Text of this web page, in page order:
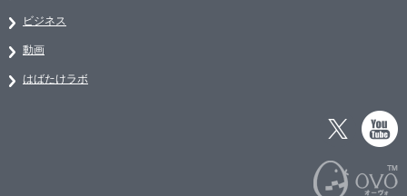
ビジネス
動画
はばたけラボ